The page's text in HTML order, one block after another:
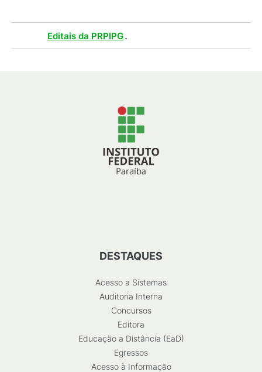
Editais da PRPIPG.
DESTAQUES
Acesso a Sistemas
Auditoria Interna
Concursos
Editora
Educação a Distância (EaD)
Egressos
Acesso à Informação